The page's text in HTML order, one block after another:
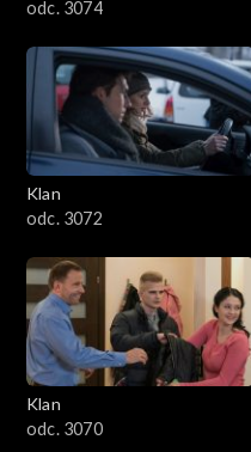
odc. 3074
Klan
odc. 3072
Klan
odc. 3070